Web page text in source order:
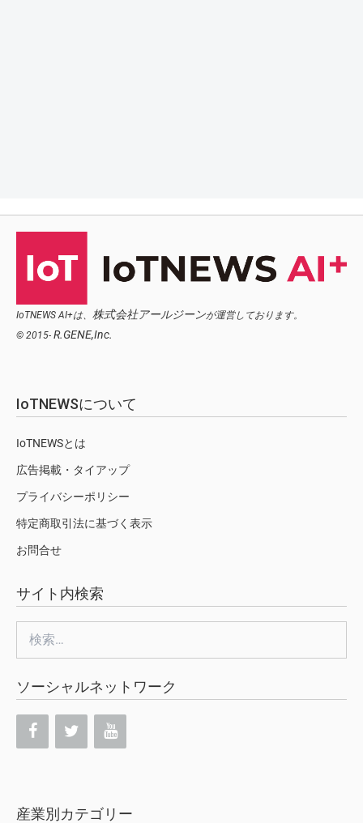
IoTNEWS AI+は、 株式会社アールジーンが運営しております。
© 2015- R.GENE,Inc.
IoTNEWSについて
IoTNEWSとは
広告掲載・タイアップ
プライバシーポリシー
特定商取引法に基づく表示
お問合せ
サイト内検索
索:
ソーシャルネットワーク
産業別カテゴリー